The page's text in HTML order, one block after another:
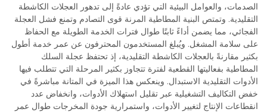
الصدمات، والعوامل البيئية التي تؤدي عادةً إلى تدهور العجلات الكاشطة
التقليدية. وتمتص البنية المطاطية المرنة قوى التصادم وتمنع فشل العجلة
الفجائي، مما يضمن أداءً ثابتًا طوال فترات الخدمة الطويلة مع الحفاظ
على سلامة المشغل. ويُبلغ المستخدمون المحترفون عن عمر خدمة أطول
بكثير مقارنةً بالعجلات الكاشطة التقليدية، إذ تحتفظ عجلة السلك
المطاطية بفعاليتها القطعية لفترة تتجاوز بكثير المرحلة التي تتطلب فيها
الأدوات التقليدية الاستبدال. وينعكس هذا الميزة في المتانة مباشرةً في
خفض التكاليف التشغيلية عبر تقليل استهلاك الأدوات، وانخفاض عدد
انقطاعات الإنتاج لتغيير الأدوات، واستمرارية جودة المخرجات طوال عمر